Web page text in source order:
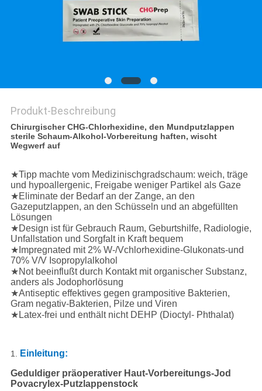
Produkt-Beschreibung
Chirurgischer CHG-Chlorhexidine, den Mundputzlappen
sterile Schaum-Alkohol-Vorbereitung haften, wischt
Wegwerf auf
★Tipp machte vom Medizinischgradschaum: weich, träge
und hypoallergenic, Freigabe weniger Partikel als Gaze
★Eliminate der Bedarf an der Zange, an den
Gazeputzlappen, an den Schüsseln und an abgefüllten
Lösungen
★Design ist für Gebrauch Raum, Geburtshilfe, Radiologie,
Unfallstation und Sorgfalt in Kraft bequem
★Impregnated mit 2% W-/Vchlorhexidine-Glukonats-und
70% V/V Isopropylalkohol
★Not beeinflußt durch Kontakt mit organischer Substanz,
anders als Jodophorlösung
★Antiseptic effektives gegen grampositive Bakterien,
Gram negativ-Bakterien, Pilze und Viren
★Latex-frei und enthält nicht DEHP (Dioctyl- Phthalat)
1. Einleitung:
Geduldiger präoperativer Haut-Vorbereitungs-Jod
Povacrylex-Putzlappenstock